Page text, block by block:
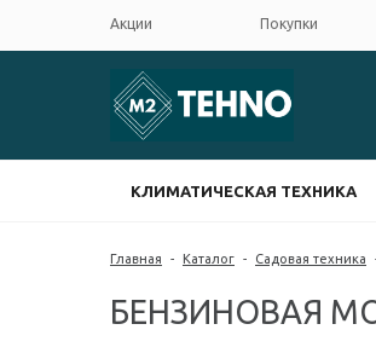
Акции Покупки
КЛИМАТИЧЕСКАЯ ТЕХНИКА
Главная - Каталог - Садовая техника
БЕНЗИНОВАЯ